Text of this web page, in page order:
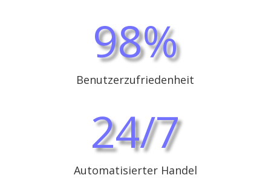
98%
Benutzerzufriedenheit
24/7
Automatisierter Handel